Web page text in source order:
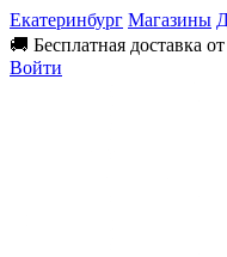
Екатеринбург Магазины
🚚 Бесплатная доставка
Войти